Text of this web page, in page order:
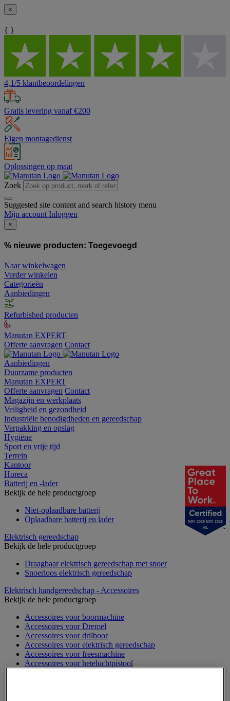
×
{ }
4,1/5 klantbeoordelingen
Gratis levering vanaf €200
Eigen montagedienst
Oplossingen op maat
Zoek
Suggested site content and search history menu
Mijn account Inloggen
×
% nieuwe producten: Toegevoegd
Naar winkelwagen
Verder winkelen
Categorieën
Aanbiedingen
Refurbished producten
Manutan EXPERT
Offerte aanvragen Contact
Aanbiedingen
Duurzame producten
Manutan EXPERT
Offerte aanvragen Contact
Magazijn en werkplaats
Veiligheid en gezondheid
Industriële benodigdheden en gereedschap
Verpakking en opslag
Hygiëne
Sport en vrije tijd
Terrein
Kantoor
Horeca
Batterij en -lader
Bekijk de hele productgroep
Niet-oplaadbare batterij
Oplaadbare batterij en lader
Elektrisch gereedschap
Bekijk de hele productgroep
Draagbaar elektrisch gereedschap met snoer
Snoerloos elektrisch gereedschap
Elektrisch handgereedschap - Accessoires
Bekijk de hele productgroep
Accessoires voor boormachine
Accessoires voor Dremel
Accessoires voor drilboor
Accessoires voor elektrisch gereedschap
Accessoires voor freesmachine
Accessoires voor heteluchtpistool
NOV 2025-NOV 2026
NL